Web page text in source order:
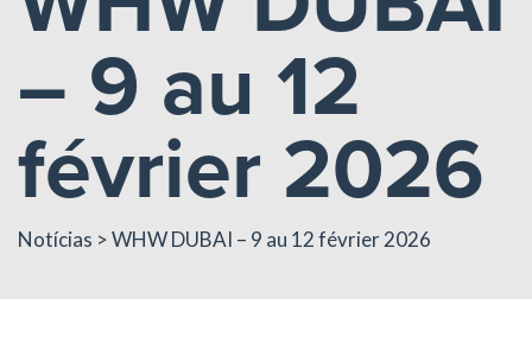
content
– 9 au 12
février 2026
Notícias > WHW DUBAI – 9 au 12 février 2026